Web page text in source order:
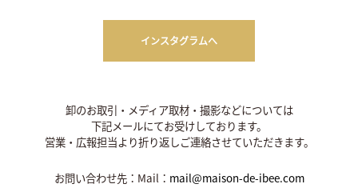
インスタグラムへ
卸のお取引・メディア取材・撮影などについては
下記メールにてお受けしております。
営業・広報担当より折り返しご連絡させていただきます。
お問い合わせ先：Mail： mail@maison-de-ibee.com